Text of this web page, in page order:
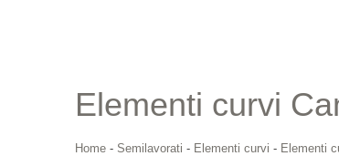
Elementi curvi
Home - Semilavorati - Elementi curvi - Elementi